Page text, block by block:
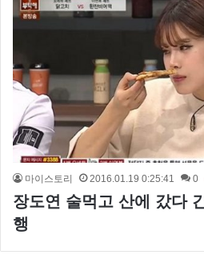
마이스토리 2016.01.19 0:25:41 0
장도연 술먹고 산에 갔다
행